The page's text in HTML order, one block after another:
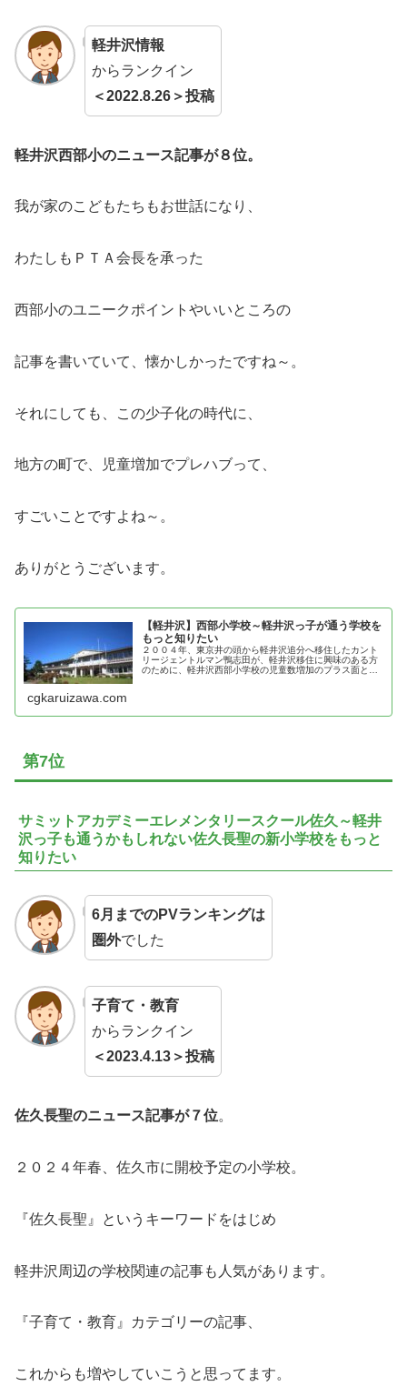
軽井沢情報
からランクイン
＜2022.8.26＞投稿
軽井沢西部小のニュース記事が８位。
我が家のこどもたちもお世話になり、
わたしもＰＴＡ会長を承った
西部小のユニークポイントやいいところの
記事を書いていて、懐かしかったですね～。
それにしても、この少子化の時代に、
地方の町で、児童増加でプレハブって、
すごいことですよね～。
ありがとうございます。
【軽井沢】西部小学校～軽井沢っ子が通う学校を
もっと知りたい
２００４年、東京井の頭から軽井沢追分へ移住したカント
リージェントルマン鴨志田が、軽井沢移住に興味のある方
のために、軽井沢西部小学校の児童数増加のプラス面とマ
cgkaruizawa.com
第7位
サミットアカデミーエレメンタリースクール佐久～軽井
沢っ子も通うかもしれない佐久長聖の新小学校をもっと
知りたい
6月までのPVランキングは
圏外でした
子育て・教育
からランクイン
＜2023.4.13＞投稿
佐久長聖のニュース記事が７位。
２０２４年春、佐久市に開校予定の小学校。
『佐久長聖』というキーワードをはじめ
軽井沢周辺の学校関連の記事も人気があります。
『子育て・教育』カテゴリーの記事、
これからも増やしていこうと思ってます。